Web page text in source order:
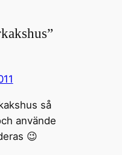
så
använde
😉